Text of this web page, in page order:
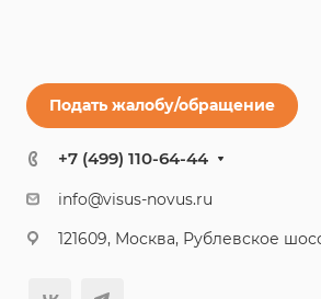
Подать жалобу/обращение
+7 (499) 110-64-44
info@visus-novus.ru
121609, Москва, Рублевское